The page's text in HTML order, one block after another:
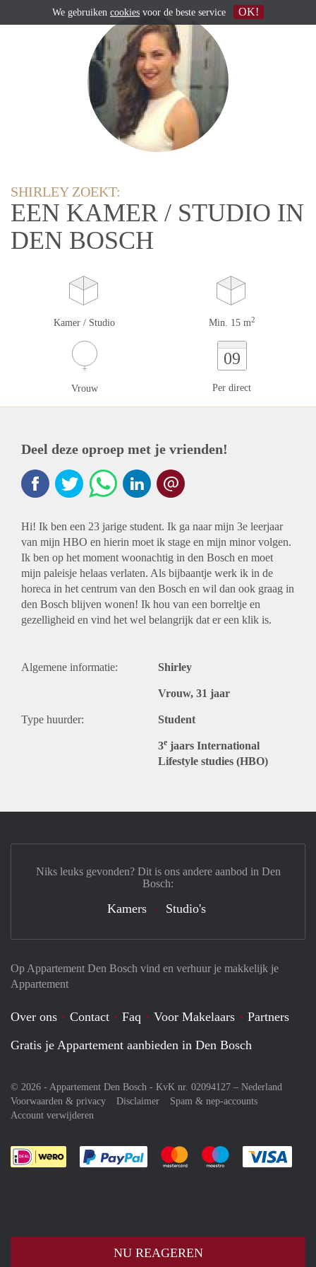
SHIRLEY ZOEKT:
EEN KAMER / STUDIO IN
DEN BOSCH
Kamer / Studio Min. 15 m2
Vrouw
09
Per direct
Deel deze oproep met je vrienden!
Hi! Ik ben een 23 jarige student. Ik ga naar mijn 3e leerjaar
van mijn HBO en hierin moet ik stage en mijn minor volgen.
Ik ben op het moment woonachtig in den Bosch en moet
mijn paleisje helaas verlaten. Als bijbaantje werk ik in de
horeca in het centrum van den Bosch en wil dan ook graag in
den Bosch blijven wonen! Ik hou van een borreltje en
gezelligheid en vind het wel belangrijk dat er een klik is.
Algemene informatie: Shirley
Vrouw, 31 jaar
Type huurder: Student
3e jaars International
Lifestyle studies (HBO)
NU REAGEREN
Op Appartement Den Bosch vind en verhuur je makkelijk je
Appartement
Over ons Contact Faq Voor Makelaars
Partners
Gratis je Appartement aanbieden in Den Bosch
© 2026 - Appartement Den Bosch - KvK nr. 02094127 – Nederland
Voorwaarden & privacy
Disclaimer
Spam & nep-accounts
Account verwijderen
Je rekent gemakkelijk af met Paypal
Je rekent gemakkelijk af met
Je rekent
Niks leuks gevonden? Dit is ons andere aanbod in Den
Bosch:
Kamers Studio's
We gebruiken cookies voor de beste service OK!